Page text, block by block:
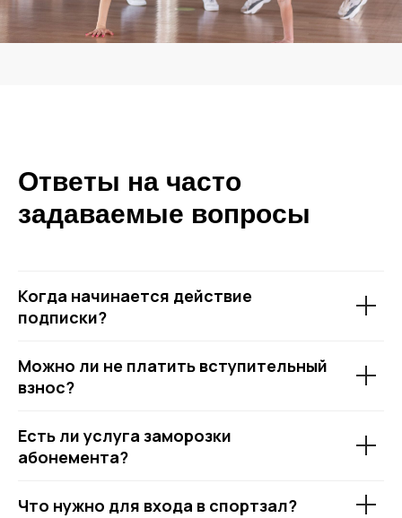
Ответы на часто
задаваемые вопросы
Когда начинается действие
подписки?
Можно ли не платить вступительный
взнос?
Есть ли услуга заморозки
абонемента?
Что нужно для входа в спортзал?